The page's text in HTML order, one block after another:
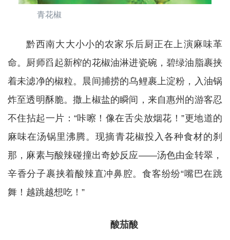
青花椒
黔西南大大小小的农家乐后厨正在上演麻味革
命。厨师舀起新榨的花椒油淋进瓷碗，碧绿油脂裹挟
着未滤净的椒粒。晨间捕捞的乌鲤裹上淀粉，入油锅
炸至透明酥脆。撒上椒盐的瞬间，来自惠州的游客忍
不住拈起一片：“咔嚓！像在舌尖放烟花！”更地道的
麻味在汤锅里沸腾。现摘青花椒投入各种食材的刹
那，麻素与酸辣碰撞出奇妙反应——汤色由金转翠，
辛香分子裹挟着酸辣直冲鼻腔。食客纷纷“嘴巴在跳
舞！越跳越想吃！”
酸茄酸